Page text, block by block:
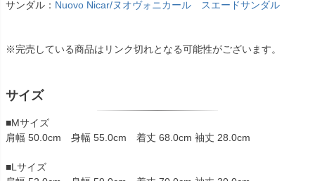
サンダル： Nuovo Nicar/ヌオヴォニカール スエードサンダル
※完売している商品はリンク切れとなる可能性がございます。
サイズ
■Mサイズ
肩幅 50.0cm 身幅 55.0cm 着丈 68.0cm 袖丈 28.0cm
■Lサイズ